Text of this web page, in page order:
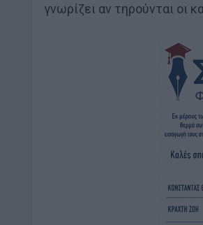
γνωρίζει αν τηρούνται οι